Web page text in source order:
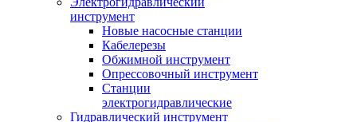
инструмент
Новые насосные станции
Кабелерезы
Обжимной инструмент
Опрессовочный инструмент
Станции
электрогидравлические
Гидравлический инструмент